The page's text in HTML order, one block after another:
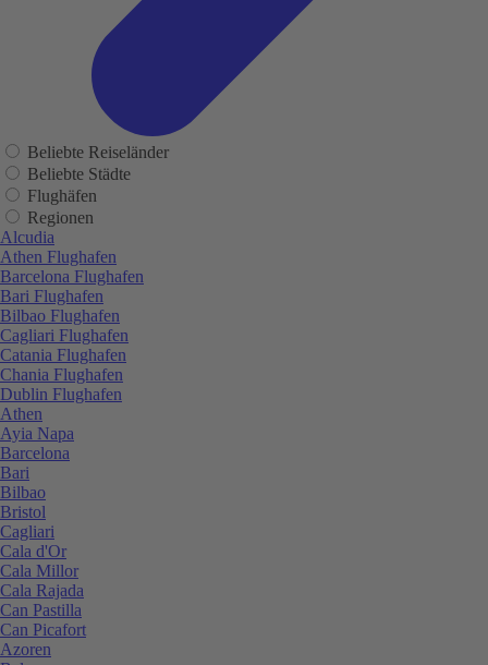
Beliebte Reiseländer
Beliebte Städte
Flughäfen
Regionen
Alcudia
Athen Flughafen
Barcelona Flughafen
Bari Flughafen
Bilbao Flughafen
Cagliari Flughafen
Catania Flughafen
Chania Flughafen
Dublin Flughafen
Athen
Ayia Napa
Barcelona
Bari
Bilbao
Bristol
Cagliari
Cala d'Or
Cala Millor
Cala Rajada
Can Pastilla
Can Picafort
Azoren